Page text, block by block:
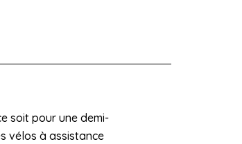
soit pour une demi-
vélos à assistance